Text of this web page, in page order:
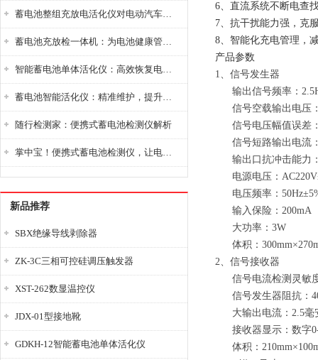
蓄电池整组充放电活化仪对电动汽车电池有帮助吗？
蓄电池充放检一体机：为电池健康管理提供一站式解决方案
智能蓄电池单体活化仪：高效恢复电池性能，延长蓄电池使用寿命
蓄电池智能活化仪：精准维护，提升电池健康状态
随行检测家：便携式蓄电池检测仪解析
掌中宝！便携式蓄电池检测仪，让电池检测变得简单又快捷！
新品推荐
SBX绝缘导线剥除器
ZK-3C三相可控硅调压触发器
XST-262数显温控仪
JDX-01型接地靴
GDKH-12智能蓄电池单体活化仪
6、直流系统不断电查
7、抗干扰能力强，克
8、智能化充电管理，
产品参数
1、信号发生器
输出信号频率：
信号空载输出电压
信号电压幅值误差
信号短路输出电流
输出口抗冲击能力
电源电压：
电压频率：
输入保险：200mA
大功率：3W
体积：
2、信号接收器
信号电流检测灵敏
信号发生器阻抗：
大输出电流：2.5毫
接收器显示：数字
体积：